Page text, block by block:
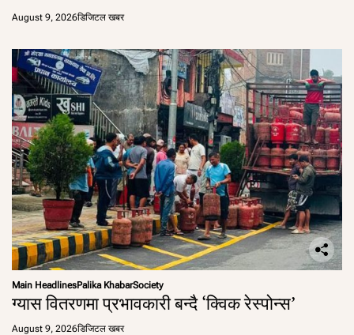
August 9, 2026डिजिटल खबर
Main HeadlinesPalika KhabarSociety
ग्यास वितरणमा प्रभावकारी बन्दै ‘क्विक रेस्पोन्स’
August 9, 2026डिजिटल खबर